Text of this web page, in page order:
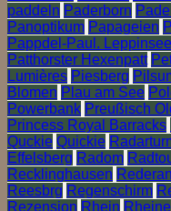
paddeln Paderborn
Panoptikum Papageien
Pappdel-Paul. Leppinsee
Patthorster Hexenpatt
Lumières Piesberg
Blomen Plau am See
Powerbank Preußisch
Princess Royal Barracks
Quckie Quickie
Effelsberg Radom
Recklinghausen
Reesbrg Regenschirm
Rezension Rhein Rheine